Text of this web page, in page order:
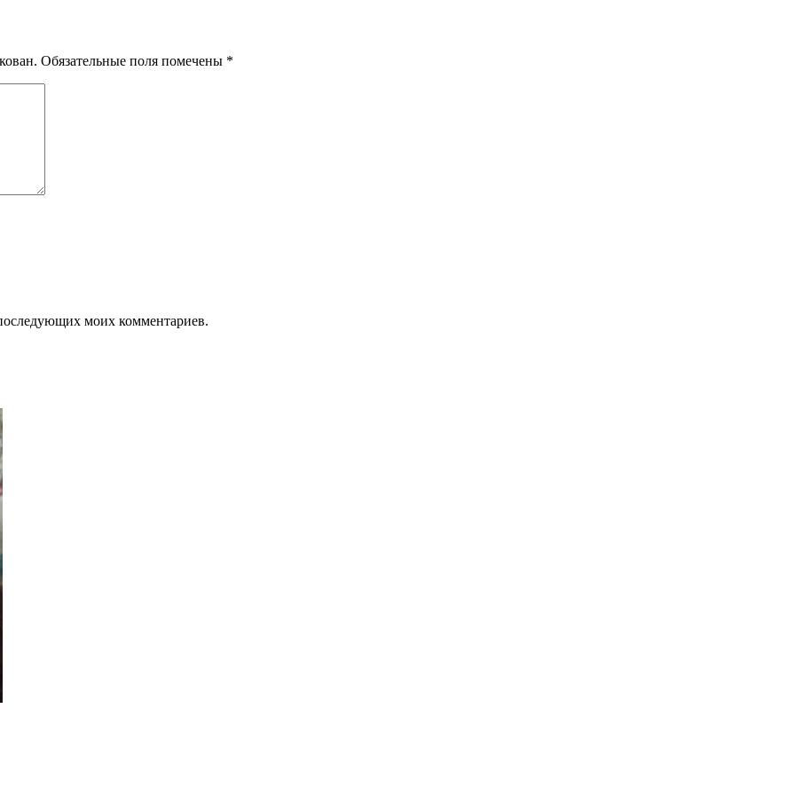
Обязательные поля помечены *
моих комментариев.